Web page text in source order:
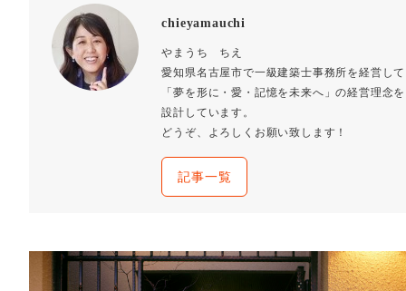
chieyamauchi
やまうち ちえ
愛知県名古屋市で一級建築士事務所を経営し
「夢を形に・愛・記憶を未来へ」の経営理念
設計しています。
どうぞ、よろしくお願い致します！
記事一覧